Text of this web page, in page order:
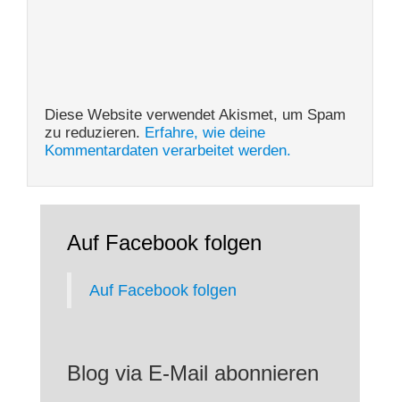
Diese Website verwendet Akismet, um Spam
zu reduzieren. Erfahre, wie deine
Kommentardaten verarbeitet werden.
Auf Facebook folgen
Auf Facebook folgen
Blog via E-Mail abonnieren